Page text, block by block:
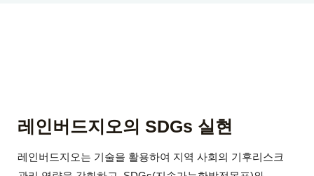
레인버드지오의 SDGs 실현
레인버드지오는 기술을 활용하여 지역 사회의 기후리스크